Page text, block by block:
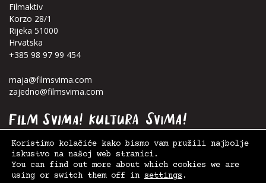
Filmaktiv
Korzo 28/1
Rijeka 51000
Hrvatska
+385 98 97 99 454
maja@filmsvima.com
zajedno@filmsvima.com
Koristimo kolačiće kako bismo vam pružili najbolje
iskustvo na našoj web stranici.
You can find out more about which cookies we are
using or switch them off in settings .